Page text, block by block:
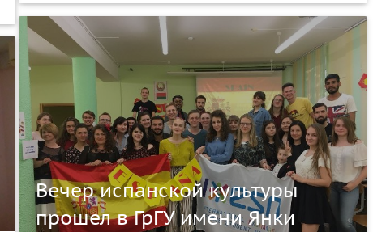
Вечер испанской культуры
прошел в ГрГУ имени Янки